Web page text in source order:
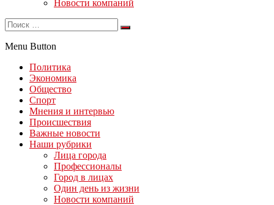
Новости компаний
Menu Button
Политика
Экономика
Общество
Спорт
Мнения и интервью
Происшествия
Важные новости
Наши рубрики
Лица города
Профессионалы
Город в лицах
Один день из жизни
Новости компаний